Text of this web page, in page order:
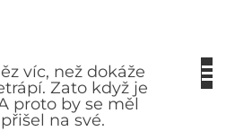
víc, než dokáže
Zato když je
proto by se měl
na své.